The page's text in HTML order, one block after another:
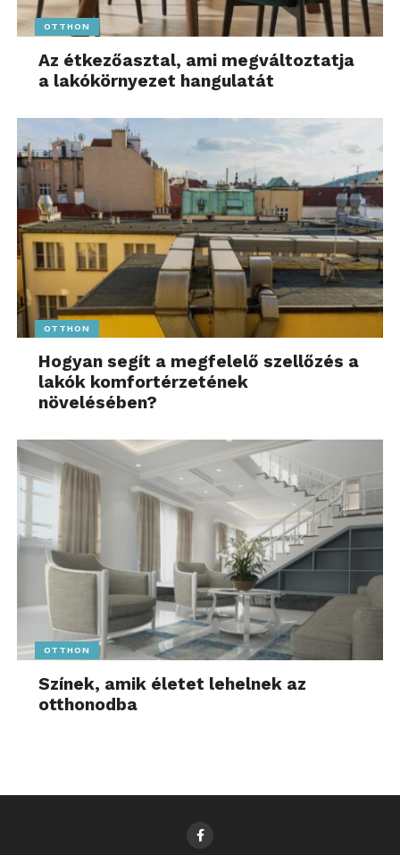
OTTHON
Az étkezőasztal, ami megváltoztatja
a lakókörnyezet hangulatát
OTTHON
Hogyan segít a megfelelő szellőzés a
lakók komfortérzetének
növelésében?
OTTHON
Színek, amik életet lehelnek az
otthonodba